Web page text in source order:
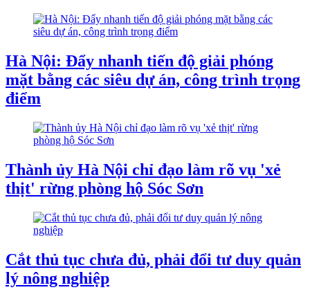
Hà Nội: Đẩy nhanh tiến độ giải phóng
mặt bằng các siêu dự án, công trình trọng
điểm
Thành ủy Hà Nội chỉ đạo làm rõ vụ 'xẻ
thịt' rừng phòng hộ Sóc Sơn
Cắt thủ tục chưa đủ, phải đổi tư duy quản
lý nông nghiệp